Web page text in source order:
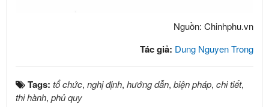
Nguồn: Chinhphu.vn
Tác giả: Dung Nguyen Trong
Tags: tổ chức, nghị định, hướng dẫn, biện pháp, chi tiết,
thi hành, phủ quy